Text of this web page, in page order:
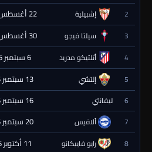
2 إشبيلية 22 أغسطس 2026 - 18:00
3 سيلتا فيجو 30 أغسطس 2026 - 22:30
4 أتلتيكو مدريد 6 سبتمبر 2026 - 20:00
5 إلتشي 13 سبتمبر 2026 - 20:00
6 ليفانتي 16 سبتمبر 2026 - 20:00
7 ألافيس 20 سبتمبر 2026 - 20:00
8 رايو فاييكانو 11 أكتوبر 2026 - 20:00